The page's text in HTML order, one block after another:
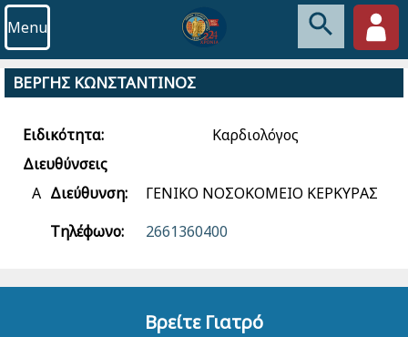
Menu
ΒΕΡΓΗΣ ΚΩΝΣΤΑΝΤΙΝΟΣ
Ειδικότητα:
Καρδιολόγος
Διευθύνσεις
Α Διεύθυνση:
ΓΕΝΙΚΟ ΝΟΣΟΚΟΜΕΙΟ ΚΕΡΚΥΡΑΣ
Τηλέφωνο:
2661360400
Βρείτε Γιατρό